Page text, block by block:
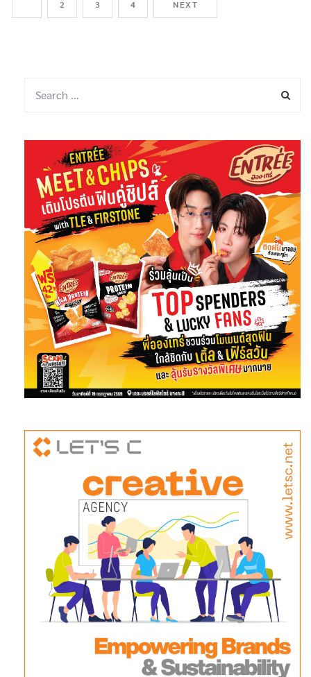
2 3 4 NEXT